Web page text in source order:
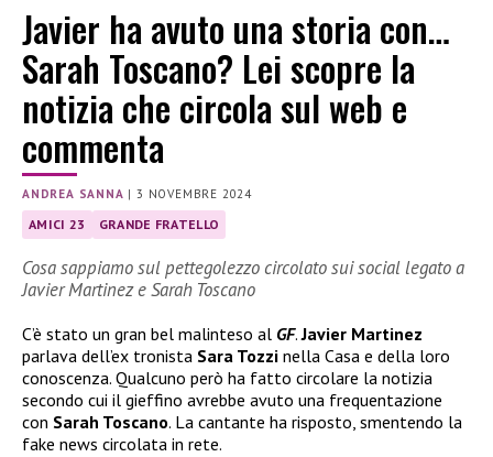
Javier ha avuto una storia con…
Sarah Toscano? Lei scopre la
notizia che circola sul web e
commenta
ANDREA SANNA |3 NOVEMBRE 2024
AMICI 23 GRANDE FRATELLO
Cosa sappiamo sul pettegolezzo circolato sui social legato a
Javier Martinez e Sarah Toscano
C’è stato un gran bel malinteso al GF.Javier Martinez
parlava dell’ex tronista Sara Tozzi nella Casa e della loro
conoscenza. Qualcuno però ha fatto circolare la notizia
secondo cui il gieffino avrebbe avuto una frequentazione
con Sarah Toscano. La cantante ha risposto, smentendo la
fake news circolata in rete.